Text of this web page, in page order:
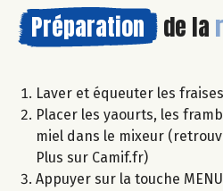
Préparation de la
Laver et équeuter les
Placer les yaourts, les
miel dans le mixeur
Plus sur Camif.fr)
Appuyer sur la touche